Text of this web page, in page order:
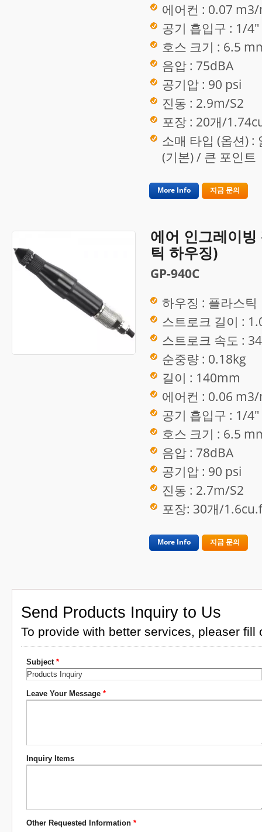
에어컨 : 0.07
공기 흡입구 : 1/4"
호스 크기 : 6.5
음압 : 75dBA
공기압 : 90 psi
진동 : 2.9m/S2
포장 : 20개/
소매 타입 (옵션)
(기본) / 큰 포인트
More Info 지금 문의
에어 인그레이
틱 하우징)
GP-940C
하우징 : 플라스틱
스트로크 길이 :
스트로크 속도 :
순중량 : 0.18kg
길이 : 140mm
에어컨 : 0.06
공기 흡입구 : 1/4"
호스 크기 : 6.5
음압 : 78dBA
공기압 : 90 psi
진동 : 2.7m/S2
포장: 30개/
More Info 지금 문의